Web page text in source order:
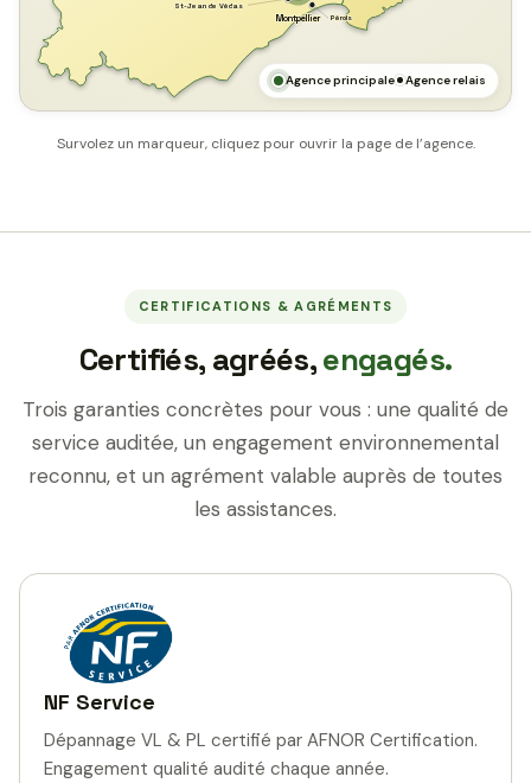
Montpellier Pérols
St-Jean de Védas
Agence principale Agence relais
Survolez un marqueur, cliquez pour ouvrir la page de l’agence.
CERTIFICATIONS & AGRÉMENTS
Certifiés, agréés,engagés.
Trois garanties concrètes pour vous : une qualité de
service auditée, un engagement environnemental
reconnu, et un agrément valable auprès de toutes
les assistances.
NF Service
Dépannage VL & PL certifié par AFNOR Certification.
Engagement qualité audité chaque année.